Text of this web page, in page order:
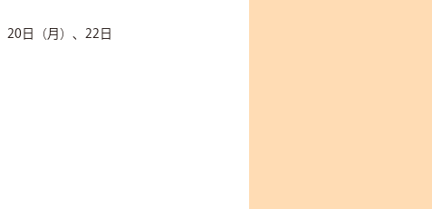
20日（月）、22日